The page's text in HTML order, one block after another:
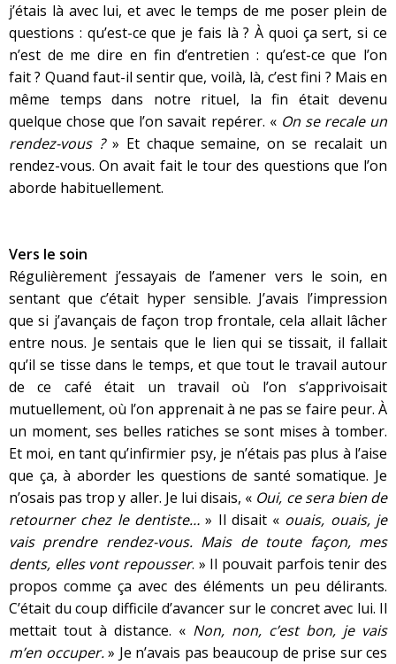
j’étais là avec lui, et avec le temps de me poser plein de
questions : qu’est-ce que je fais là ? À quoi ça sert, si ce
n’est de me dire en fin d’entretien : qu’est-ce que l’on
fait ? Quand faut-il sentir que, voilà, là, c’est fini ? Mais en
même temps dans notre rituel, la fin était devenu
quelque chose que l’on savait repérer. « On se recale un
rendez-vous ?» Et chaque semaine, on se recalait un
rendez-vous. On avait fait le tour des questions que l’on
aborde habituellement.
Vers le soin
Régulièrement j’essayais de l’amener vers le soin, en
sentant que c’était hyper sensible. J’avais l’impression
que si j’avançais de façon trop frontale, cela allait lâcher
entre nous. Je sentais que le lien qui se tissait, il fallait
qu’il se tisse dans le temps, et que tout le travail autour
de ce café était un travail où l’on s’apprivoisait
mutuellement, où l’on apprenait à ne pas se faire peur. À
un moment, ses belles ratiches se sont mises à tomber.
Et moi, en tant qu’infirmier psy, je n’étais pas plus à l’aise
que ça, à aborder les questions de santé somatique. Je
n’osais pas trop y aller. Je lui disais, « Oui, ce sera bien de
retourner chez le dentiste…» Il disait « ouais, ouais, je
vais prendre rendez-vous. Mais de toute façon, mes
dents, elles vont repousser. » Il pouvait parfois tenir des
propos comme ça avec des éléments un peu délirants.
C’était du coup difficile d’avancer sur le concret avec lui. Il
mettait tout à distance. « Non, non, c’est bon, je vais
m’en occuper.» Je n’avais pas beaucoup de prise sur ces